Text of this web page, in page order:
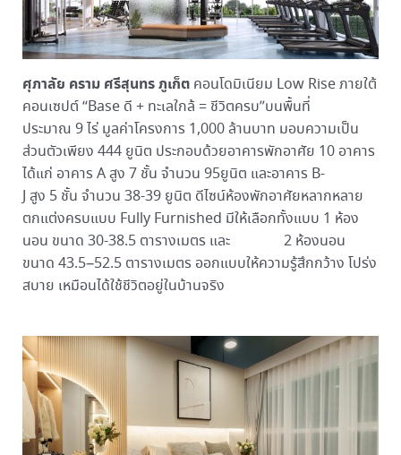
ศุภาลัย คราม ศรีสุนทร ภูเก็ต คอนโดมิเนียม Low Rise ภายใต้
คอนเซปต์ “Base ดี + ทะเลใกล้ = ชีวิตครบ”บนพื้นที่
ประมาณ 9 ไร่ มูลค่าโครงการ 1,000 ล้านบาท มอบความเป็น
ส่วนตัวเพียง 444 ยูนิต ประกอบด้วยอาคารพักอาศัย 10 อาคาร
ได้แก่ อาคาร A สูง 7 ชั้น จำนวน 95ยูนิต และอาคาร B-
J สูง 5 ชั้น จำนวน 38-39 ยูนิต ดีไซน์ห้องพักอาศัยหลากหลาย
ตกแต่งครบแบบ Fully Furnished มีให้เลือกทั้งแบบ 1 ห้อง
นอน ขนาด 30-38.5 ตารางเมตร และ 2 ห้องนอน
ขนาด 43.5–52.5 ตารางเมตร ออกแบบให้ความรู้สึกกว้าง โปร่ง
สบาย เหมือนได้ใช้ชีวิตอยู่ในบ้านจริง